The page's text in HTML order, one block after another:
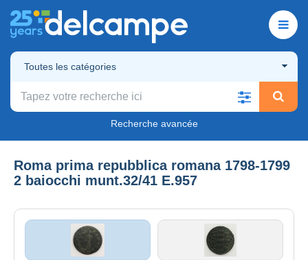
Toutes les catégories
Recherche avancée
Roma prima repubblica romana 1798-1799
2 baiocchi munt.32/41 E.957